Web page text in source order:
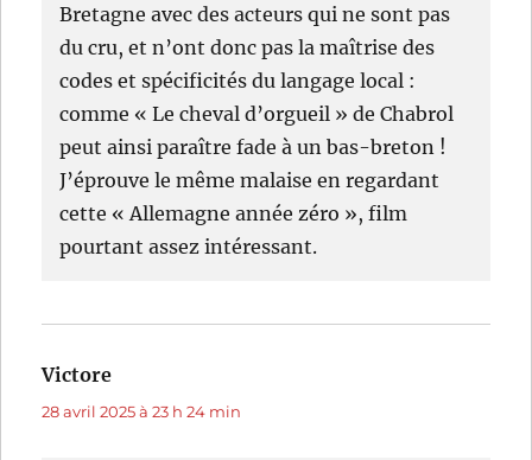
Bretagne avec des acteurs qui ne sont pas
du cru, et n’ont donc pas la maîtrise des
codes et spécificités du langage local :
comme « Le cheval d’orgueil » de Chabrol
peut ainsi paraître fade à un bas-breton !
J’éprouve le même malaise en regardant
cette « Allemagne année zéro », film
pourtant assez intéressant.
Victore
28 avril 2025 à 23 h 24 min